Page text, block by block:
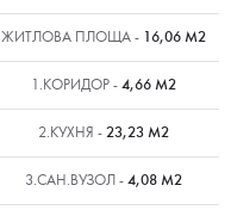
ЖИТЛОВА ПЛОЩА - 16,06 М2
1.КОРИДОР - 4,66 М2
2.КУХНЯ - 23,23 М2
3.САН.ВУЗОЛ - 4,08 М2